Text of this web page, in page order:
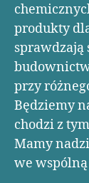
produkty
sprawdzają
przy
Będziemy
chodzi z
Mamy
we